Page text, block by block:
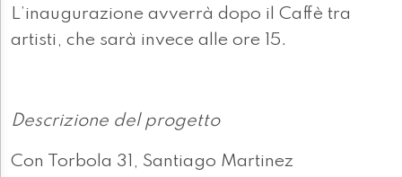
L’inaugurazione avverrà dopo il Caffè tra
artisti, che sarà invece alle ore 15.
Descrizione del progetto
Con Torbola 31, Santiago Martinez